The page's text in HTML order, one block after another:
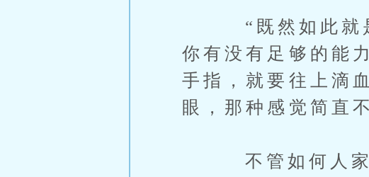
“既然如此就是
你有没有足够的能
手指，就要往上滴
眼，那种感觉简直
不管如何人家已